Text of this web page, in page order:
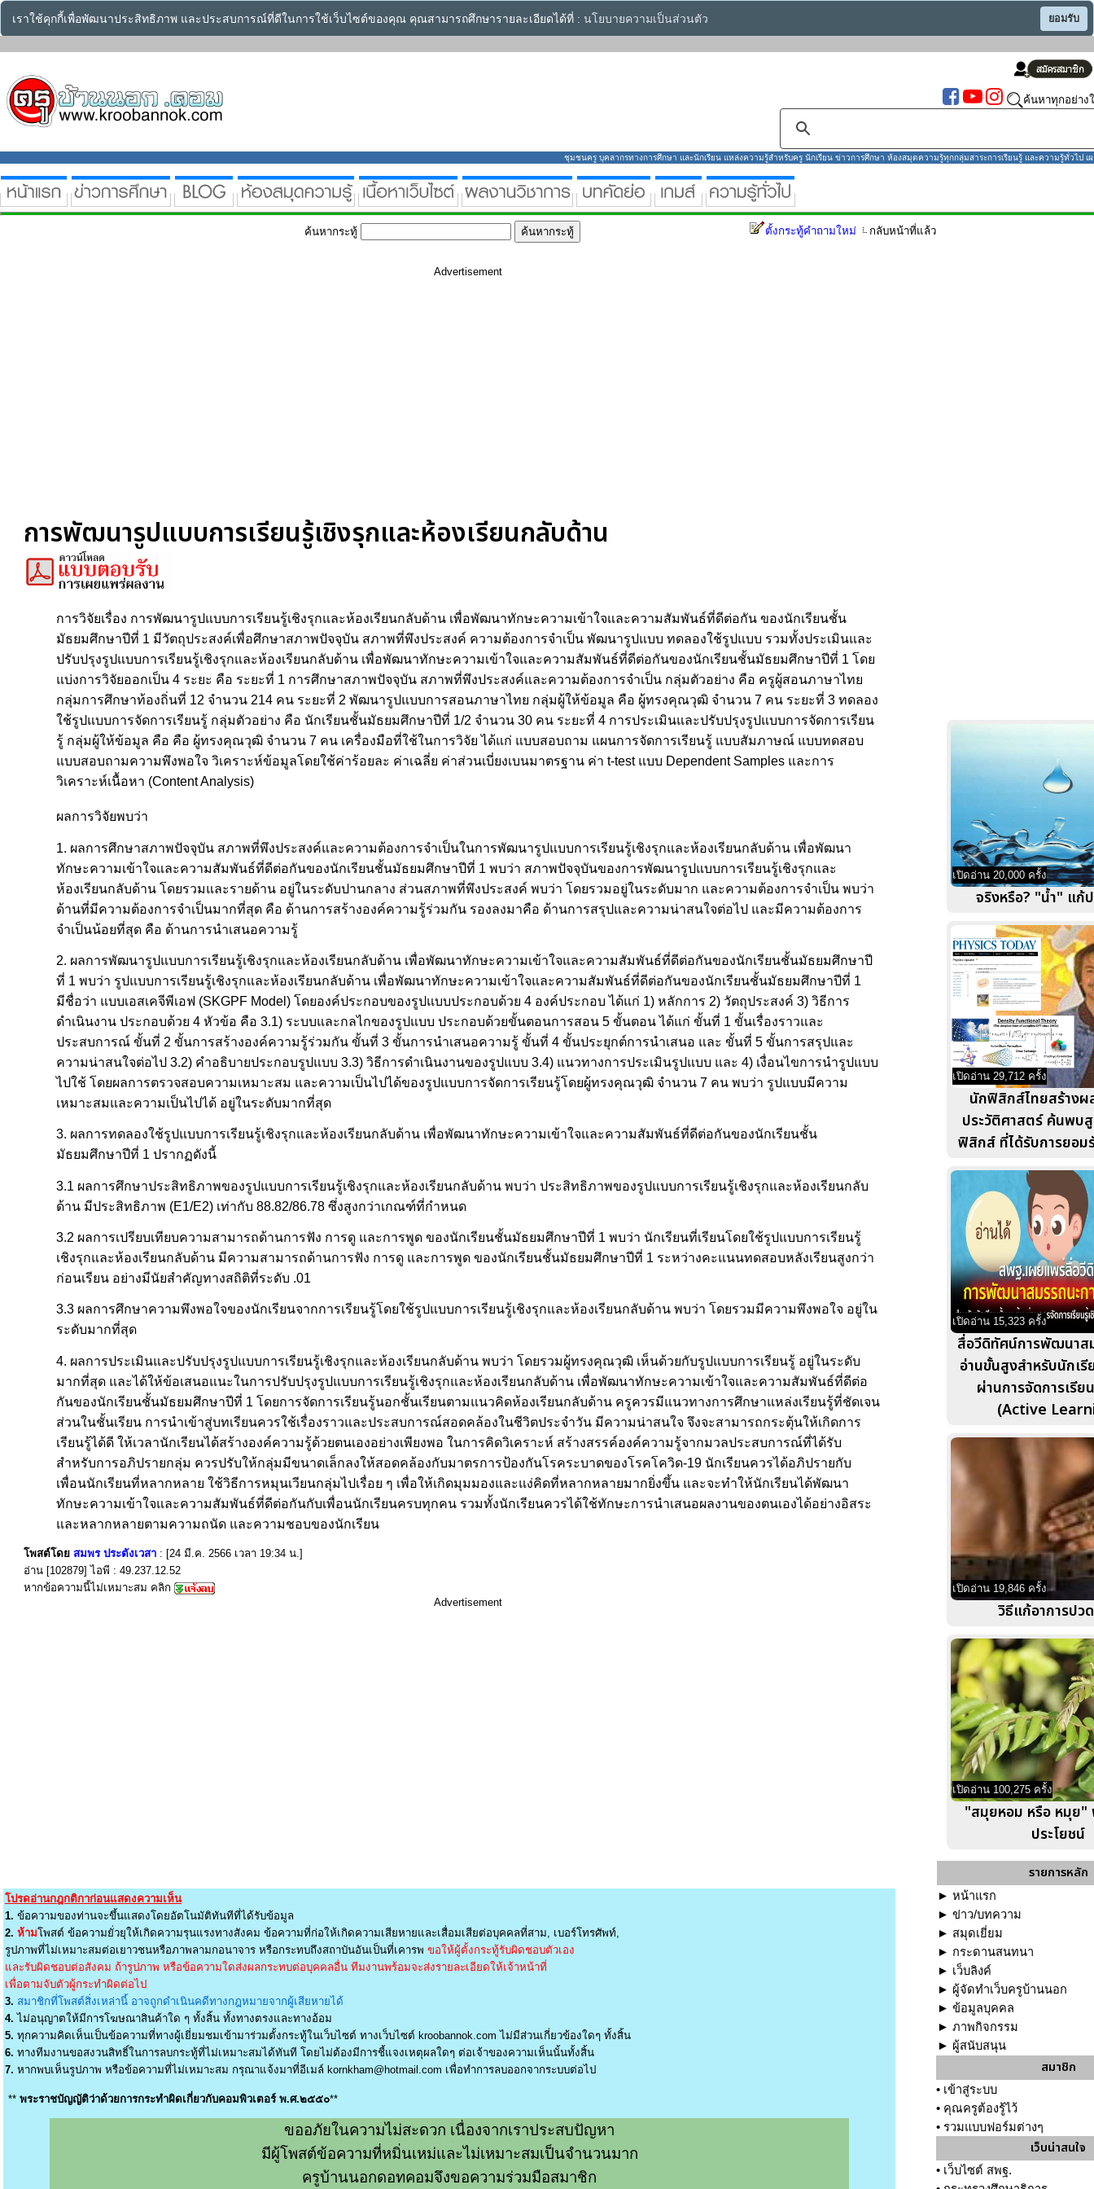
เราใช้คุกกี้เพื่อพัฒนาประสิทธิภาพ และประสบการณ์ที่ดีในการใช้เว็บไซต์ของคุณ คุณสามารถศึกษารายละเอียดได้ที่ : นโยบายความเป็นส่วนตัว ยอมรับ
ค้นหาทุกอย่าง
ชุมชนครู บุคลากรทางการศึกษา และนักเรียน แหล่งความรู้สำหรับครู นักเรียน ข่าวการศึกษา ห้องสมุดความรู้ทุกกลุ่มสาระการเรียนรู้ และความรู้ทั่วไป เ
ค้นหากระทู้ ตั้งกระทู้คำถามใหม่ กลับหน้าที่แล้ว
Advertisement
การพัฒนารูปแบบการเรียนรู้เชิงรุกและห้องเรียนกลับด้าน
การวิจัยเรื่อง การพัฒนารูปแบบการเรียนรู้เชิงรุกและห้องเรียนกลับด้าน เพื่อพัฒนาทักษะความเข้าใจและความสัมพันธ์ที่ดีต่อกัน ของนักเรียนชั้น
มัธยมศึกษาปีที่ 1 มีวัตถุประสงค์เพื่อศึกษาสภาพปัจจุบัน สภาพที่พึงประสงค์ ความต้องการจำเป็น พัฒนารูปแบบ ทดลองใช้รูปแบบ รวมทั้งประเมินและ
ปรับปรุงรูปแบบการเรียนรู้เชิงรุกและห้องเรียนกลับด้าน เพื่อพัฒนาทักษะความเข้าใจและความสัมพันธ์ที่ดีต่อกันของนักเรียนชั้นมัธยมศึกษาปีที่ 1 โดย
แบ่งการวิจัยออกเป็น 4 ระยะ คือ ระยะที่ 1 การศึกษาสภาพปัจจุบัน สภาพที่พึงประสงค์และความต้องการจำเป็น กลุ่มตัวอย่าง คือ ครูผู้สอนภาษาไทย
กลุ่มการศึกษาท้องถิ่นที่ 12 จำนวน 214 คน ระยะที่ 2 พัฒนารูปแบบการสอนภาษาไทย กลุ่มผู้ให้ข้อมูล คือ ผู้ทรงคุณวุฒิ จำนวน 7 คน ระยะที่ 3 ทดลอง
ใช้รูปแบบการจัดการเรียนรู้ กลุ่มตัวอย่าง คือ นักเรียนชั้นมัธยมศึกษาปีที่ 1/2 จำนวน 30 คน ระยะที่ 4 การประเมินและปรับปรุงรูปแบบการจัดการเรียน
รู้ กลุ่มผู้ให้ข้อมูล คือ คือ ผู้ทรงคุณวุฒิ จำนวน 7 คน เครื่องมือที่ใช้ในการวิจัย ได้แก่ แบบสอบถาม แผนการจัดการเรียนรู้ แบบสัมภาษณ์ แบบทดสอบ
แบบสอบถามความพึงพอใจ วิเคราะห์ข้อมูลโดยใช้ค่าร้อยละ ค่าเฉลี่ย ค่าส่วนเบี่ยงเบนมาตรฐาน ค่า t-test แบบ Dependent Samples และการ
วิเคราะห์เนื้อหา (Content Analysis)
ผลการวิจัยพบว่า
1. ผลการศึกษาสภาพปัจจุบัน สภาพที่พึงประสงค์และความต้องการจำเป็นในการพัฒนารูปแบบการเรียนรู้เชิงรุกและห้องเรียนกลับด้าน เพื่อพัฒนา
ทักษะความเข้าใจและความสัมพันธ์ที่ดีต่อกันของนักเรียนชั้นมัธยมศึกษาปีที่ 1 พบว่า สภาพปัจจุบันของการพัฒนารูปแบบการเรียนรู้เชิงรุกและ
ห้องเรียนกลับด้าน โดยรวมและรายด้าน อยู่ในระดับปานกลาง ส่วนสภาพที่พึงประสงค์ พบว่า โดยรวมอยู่ในระดับมาก และความต้องการจำเป็น พบว่า
ด้านที่มีความต้องการจำเป็นมากที่สุด คือ ด้านการสร้างองค์ความรู้ร่วมกัน รองลงมาคือ ด้านการสรุปและความน่าสนใจต่อไป และมีความต้องการ
จำเป็นน้อยที่สุด คือ ด้านการนำเสนอความรู้
2. ผลการพัฒนารูปแบบการเรียนรู้เชิงรุกและห้องเรียนกลับด้าน เพื่อพัฒนาทักษะความเข้าใจและความสัมพันธ์ที่ดีต่อกันของนักเรียนชั้นมัธยมศึกษาปี
ที่ 1 พบว่า รูปแบบการเรียนรู้เชิงรุกและห้องเรียนกลับด้าน เพื่อพัฒนาทักษะความเข้าใจและความสัมพันธ์ที่ดีต่อกันของนักเรียนชั้นมัธยมศึกษาปีที่ 1
มีชื่อว่า แบบเอสเคจีพีเอฟ (SKGPF Model) โดยองค์ประกอบของรูปแบบประกอบด้วย 4 องค์ประกอบ ได้แก่ 1) หลักการ 2) วัตถุประสงค์ 3) วิธีการ
ดำเนินงาน ประกอบด้วย 4 หัวข้อ คือ 3.1) ระบบและกลไกของรูปแบบ ประกอบด้วยขั้นตอนการสอน 5 ขั้นตอน ได้แก่ ขั้นที่ 1 ขั้นเรื่องราวและ
ประสบการณ์ ขั้นที่ 2 ขั้นการสร้างองค์ความรู้ร่วมกัน ขั้นที่ 3 ขั้นการนำเสนอความรู้ ขั้นที่ 4 ขั้นประยุกต์การนำเสนอ และ ขั้นที่ 5 ขั้นการสรุปและ
ความน่าสนใจต่อไป 3.2) คำอธิบายประกอบรูปแบบ 3.3) วิธีการดำเนินงานของรูปแบบ 3.4) แนวทางการประเมินรูปแบบ และ 4) เงื่อนไขการนำรูปแบบ
ไปใช้ โดยผลการตรวจสอบความเหมาะสม และความเป็นไปได้ของรูปแบบการจัดการเรียนรู้โดยผู้ทรงคุณวุฒิ จำนวน 7 คน พบว่า รูปแบบมีความ
เหมาะสมและความเป็นไปได้ อยู่ในระดับมากที่สุด
3. ผลการทดลองใช้รูปแบบการเรียนรู้เชิงรุกและห้องเรียนกลับด้าน เพื่อพัฒนาทักษะความเข้าใจและความสัมพันธ์ที่ดีต่อกันของนักเรียนชั้น
มัธยมศึกษาปีที่ 1 ปรากฏดังนี้
3.1 ผลการศึกษาประสิทธิภาพของรูปแบบการเรียนรู้เชิงรุกและห้องเรียนกลับด้าน พบว่า ประสิทธิภาพของรูปแบบการเรียนรู้เชิงรุกและห้องเรียนกลับ
ด้าน มีประสิทธิภาพ (E1/E2) เท่ากับ 88.82/86.78 ซึ่งสูงกว่าเกณฑ์ที่กำหนด
3.2 ผลการเปรียบเทียบความสามารถด้านการฟัง การดู และการพูด ของนักเรียนชั้นมัธยมศึกษาปีที่ 1 พบว่า นักเรียนที่เรียนโดยใช้รูปแบบการเรียนรู้
เชิงรุกและห้องเรียนกลับด้าน มีความสามารถด้านการฟัง การดู และการพูด ของนักเรียนชั้นมัธยมศึกษาปีที่ 1 ระหว่างคะแนนทดสอบหลังเรียนสูงกว่า
ก่อนเรียน อย่างมีนัยสำคัญทางสถิติที่ระดับ .01
3.3 ผลการศึกษาความพึงพอใจของนักเรียนจากการเรียนรู้โดยใช้รูปแบบการเรียนรู้เชิงรุกและห้องเรียนกลับด้าน พบว่า โดยรวมมีความพึงพอใจ อยู่ใน
ระดับมากที่สุด
4. ผลการประเมินและปรับปรุงรูปแบบการเรียนรู้เชิงรุกและห้องเรียนกลับด้าน พบว่า โดยรวมผู้ทรงคุณวุฒิ เห็นด้วยกับรูปแบบการเรียนรู้ อยู่ในระดับ
มากที่สุด และได้ให้ข้อเสนอแนะในการปรับปรุงรูปแบบการเรียนรู้เชิงรุกและห้องเรียนกลับด้าน เพื่อพัฒนาทักษะความเข้าใจและความสัมพันธ์ที่ดีต่อ
กันของนักเรียนชั้นมัธยมศึกษาปีที่ 1 โดยการจัดการเรียนรู้นอกชั้นเรียนตามแนวคิดห้องเรียนกลับด้าน ครูควรมีแนวทางการศึกษาแหล่งเรียนรู้ที่ชัดเจน
ส่วนในชั้นเรียน การนำเข้าสู่บทเรียนควรใช้เรื่องราวและประสบการณ์สอดคล้องในชีวิตประจำวัน มีความน่าสนใจ จึงจะสามารถกระตุ้นให้เกิดการ
เรียนรู้ได้ดี ให้เวลานักเรียนได้สร้างองค์ความรู้ด้วยตนเองอย่างเพียงพอ ในการคิดวิเคราะห์ สร้างสรรค์องค์ความรู้จากมวลประสบการณ์ที่ได้รับ
สำหรับการอภิปรายกลุ่ม ควรปรับให้กลุ่มมีขนาดเล็กลงให้สอดคล้องกับมาตรการป้องกันโรคระบาดของโรคโควิด-19 นักเรียนควรได้อภิปรายกับ
เพื่อนนักเรียนที่หลากหลาย ใช้วิธีการหมุนเวียนกลุ่มไปเรื่อย ๆ เพื่อให้เกิดมุมมองและแง่คิดที่หลากหลายมากยิ่งขึ้น และจะทำให้นักเรียนได้พัฒนา
ทักษะความเข้าใจและความสัมพันธ์ที่ดีต่อกันกับเพื่อนนักเรียนครบทุกคน รวมทั้งนักเรียนควรได้ใช้ทักษะการนำเสนอผลงานของตนเองได้อย่างอิสระ
และหลากหลายตามความถนัด และความชอบของนักเรียน
โพสต์โดย สมพร ประตังเวสา : [24 มี.ค. 2566 เวลา 19:34 น.]
อ่าน [102879] ไอพี : 49.237.12.52
หากข้อความนี้ไม่เหมาะสม คลิก
Advertisement
โปรดอ่านกฎกติกาก่อนแสดงความเห็น
1. ข้อความของท่านจะขึ้นแสดงโดยอัตโนมัติทันทีที่ได้รับข้อมูล
2. ห้ามโพสต์ ข้อความยั่วยุให้เกิดความรุนแรงทางสังคม ข้อความที่ก่อให้เกิดความเสียหายและเสื่อมเสียต่อบุคคลที่สาม, เบอร์โทรศัพท์,
รูปภาพที่ไม่เหมาะสมต่อเยาวชนหรือภาพลามกอนาจาร หรือกระทบถึงสถาบันอันเป็นที่เคารพ ขอให้ผู้ตั้งกระทู้รับผิดชอบตัวเอง
และรับผิดชอบต่อสังคม ถ้ารูปภาพ หรือข้อความใดส่งผลกระทบต่อบุคคลอื่น ทีมงานพร้อมจะส่งรายละเอียดให้เจ้าหน้าที่
เพื่อตามจับตัวผู้กระทำผิดต่อไป
3. สมาชิกที่โพสต์สิ่งเหล่านี้ อาจถูกดำเนินคดีทางกฎหมายจากผู้เสียหายได้
4. ไม่อนุญาตให้มีการโฆษณาสินค้าใด ๆ ทั้งสิ้น ทั้งทางตรงและทางอ้อม
5. ทุกความคิดเห็นเป็นข้อความที่ทางผู้เยี่ยมชมเข้ามาร่วมตั้งกระทู้ในเว็บไซต์ ทางเว็บไซต์ kroobannok.com ไม่มีส่วนเกี่ยวข้องใดๆ ทั้งสิ้น
6. ทางทีมงานขอสงวนสิทธิ์ในการลบกระทู้ที่ไม่เหมาะสมได้ทันที โดยไม่ต้องมีการชี้แจงเหตุผลใดๆ ต่อเจ้าของความเห็นนั้นทั้งสิ้น
7. หากพบเห็นรูปภาพ หรือข้อความที่ไม่เหมาะสม กรุณาแจ้งมาที่อีเมล์ kornkham@hotmail.com เพื่อทำการลบออกจากระบบต่อไป
** พระราชบัญญัติว่าด้วยการกระทำผิดเกี่ยวกับคอมพิวเตอร์ พ.ศ.๒๕๕๐**
ขออภัยในความไม่สะดวก เนื่องจากเราประสบปัญหา
มีผู้โพสต์ข้อความที่หมิ่นเหม่และไม่เหมาะสมเป็นจำนวนมาก
ครูบ้านนอกดอทคอมจึงขอความร่วมมือสมาชิก
เปิดอ่าน 20,000 ครั้ง
จริงหรือ? "น้ำ" แก้
เปิดอ่าน 29,712 ครั้ง
นักฟิสิกส์ไทยสร้างผ
ประวัติศาสตร์ ค้นพบ
ฟิสิกส์ ที่ได้รับการยอม
เปิดอ่าน 15,323 ครั้ง
สื่อวีดิทัศน์การพัฒนาส
อ่านขั้นสูงสำหรับนักเ
ผ่านการจัดการเรีย
(Active
เปิดอ่าน 19,846 ครั้ง
วิธีแก้อาการปว
เปิดอ่าน 100,275 ครั้ง
"สมุยหอม หรือ หมุย"
ประโยชน์
รายการหลัก
► หน้าแรก
► ข่าว/บทความ
► สมุดเยี่ยม
► กระดานสนทนา
► เว็บลิงค์
► ผู้จัดทำเว็บครูบ้านนอก
► ข้อมูลบุคคล
► ภาพกิจกรรม
► ผู้สนับสนุน
สมาชิก
• เข้าสู่ระบบ
• คุณครูต้องรู้ไว้
• รวมแบบฟอร์มต่างๆ
เว็บน่าสนใจ
• เว็บไซต์ สพฐ.